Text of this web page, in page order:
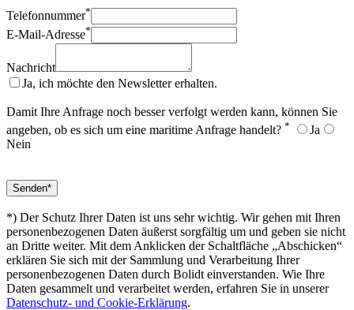
Telefonnummer*
E-Mail-Adresse*
Nachricht
Ja, ich möchte den Newsletter erhalten.
Damit Ihre Anfrage noch besser verfolgt werden kann, können Sie
angeben, ob es sich um eine maritime Anfrage handelt? *
Ja
Nein
*) Der Schutz Ihrer Daten ist uns sehr wichtig. Wir gehen mit Ihren
personenbezogenen Daten äußerst sorgfältig um und geben sie nicht
an Dritte weiter. Mit dem Anklicken der Schaltfläche „Abschicken“
erklären Sie sich mit der Sammlung und Verarbeitung Ihrer
personenbezogenen Daten durch Bolidt einverstanden. Wie Ihre
Daten gesammelt und verarbeitet werden, erfahren Sie in unserer
Datenschutz- und Cookie-Erklärung.